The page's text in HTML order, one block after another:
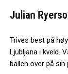
Julian
Trives best på
Ljubljana i kveld.
ballen over på